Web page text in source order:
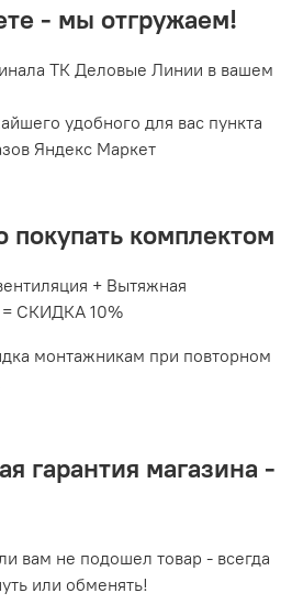
- мы отгружаем!
ТК Деловые Линии в вашем
удобного для вас пункта
Яндекс Маркет
покупать комплектом
+ Вытяжная
= СКИДКА 10%
монтажникам при повторном
гарантия магазина -
вам не подошел товар - всегда
или обменять!